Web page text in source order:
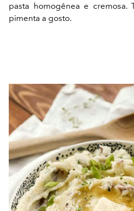
pasta homogênea e cremosa.
pimenta a gosto.